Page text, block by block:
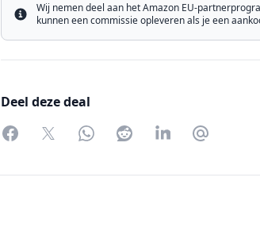
Info
Wij nemen deel aan het Amazon EU-
kunnen een commissie opleveren als je een
Deel deze deal
FacebookTwitterWhatsAppRedditLinkedInPartager